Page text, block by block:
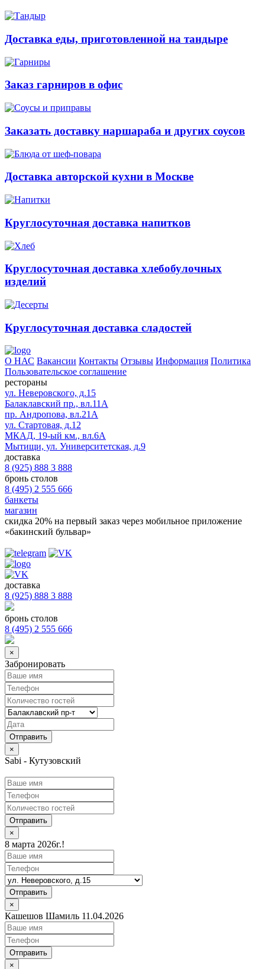
Доставка еды, приготовленной на тандыре
Заказ гарниров в офис
Заказать доставку наршараба и других соусов
Доставка авторской кухни в Москве
Круглосуточная доставка напитков
Круглосуточная доставка хлебобулочных
изделий
Круглосуточная доставка сладостей
О НАС Вакансии Контакты Отзывы Информация Политика
Пользовательское соглашение
рестораны
ул. Неверовского, д.15
Балаклавский пр., вл.11А
пр. Андропова, вл.21А
ул. Стартовая, д.12
МКАД, 19-ый км., вл.6А
Мытищи, ул. Университетская, д.9
доставка
8 (925) 888 3 888
бронь столов
8 (495) 2 555 666
банкеты
магазин
скидка 20% на первый заказ через мобильное приложение
«бакинский бульвар»
доставка
8 (925) 888 3 888
бронь столов
8 (495) 2 555 666
×
Забронировать
×
Sabi - Кутузовский
Отправить
×
8 марта 2026г.!
Отправить
×
Кашешов Шамиль 11.04.2026
Отправить
×